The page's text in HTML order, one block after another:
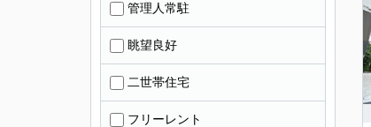
管理人常駐
眺望良好
二世帯住宅
フリーレント